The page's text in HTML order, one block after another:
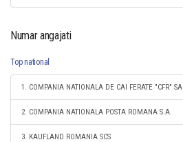
Numar angajati
Top national
1. COMPANIA NATIONALA DE CAI FERATE "CFR" SA
2. COMPANIA NATIONALA POSTA ROMANA S.A.
3. KAUFLAND ROMANIA SCS